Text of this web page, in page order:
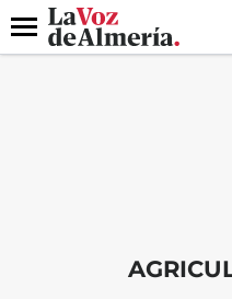
DESTACADO
Menú